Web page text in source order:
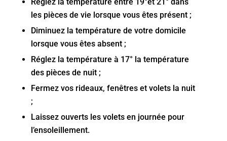
les pièces de vie lorsque vous êtes présent ;
Diminuez la température de votre domicile
lorsque vous êtes absent ;
Réglez la température à 17° la température
des pièces de nuit ;
Fermez vos rideaux, fenêtres et volets la nuit
;
Laissez ouverts les volets en journée pour
l’ensoleillement.